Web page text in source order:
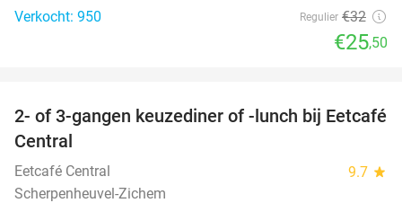
Verkocht: 950
Regulier €32
€25,50
28%
2- of 3-gangen keuzediner of -lunch bij Eetcafé
Central
Eetcafé Central 9.7 star
Scherpenheuvel-Zichem